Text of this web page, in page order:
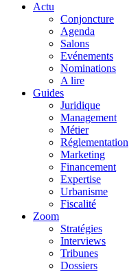
Actu
Conjoncture
Agenda
Salons
Evénements
Nominations
A lire
Guides
Juridique
Management
Métier
Réglementation
Marketing
Financement
Expertise
Urbanisme
Fiscalité
Zoom
Stratégies
Interviews
Tribunes
Dossiers